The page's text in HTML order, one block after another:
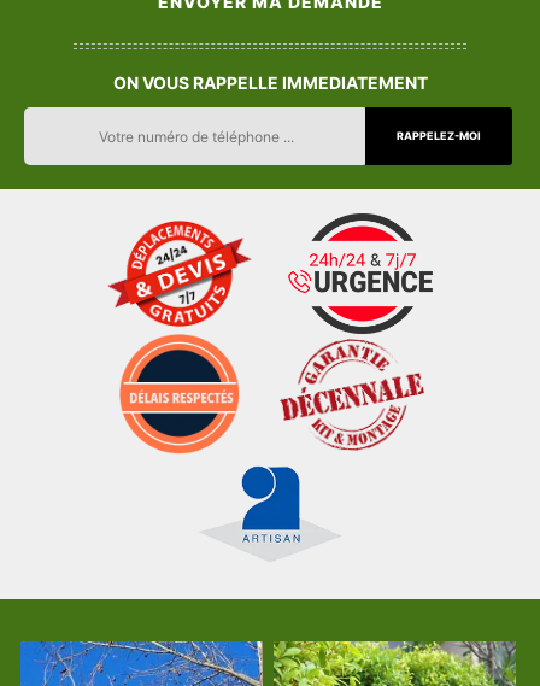
ON VOUS RAPPELLE IMMEDIATEMENT